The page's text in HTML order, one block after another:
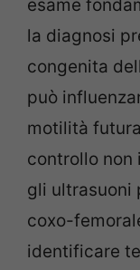
esame
la diagnosi
congenita
può
motilità
controllo non
gli ultrasuoni
coxo-
identificare